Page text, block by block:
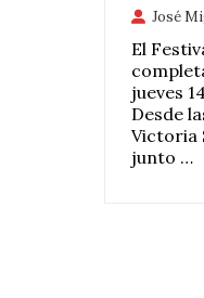
José
El
jueves
Desde
Victoria
junto …